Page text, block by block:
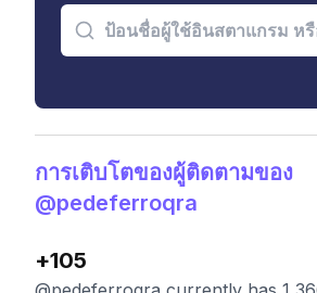
การเติบโตของผู้ติดตามของ
@pedeferroqra
+105